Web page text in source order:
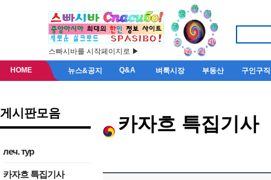
스빠시바를 시작페이지로 ▶
HOME 뉴스&공지 Q&A 벼룩시장 부동산 구인구직
게시판모음
леч. тур
카자흐 특집기사
카자흐 특집기사